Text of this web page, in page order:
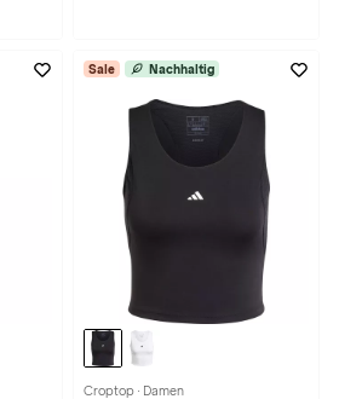
Sale Nachhaltig
Croptop · Damen